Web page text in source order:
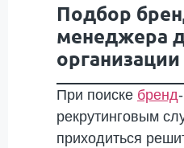
Подбор
менеджера
организации
При поиске бренд
рекрутинговым
приходиться